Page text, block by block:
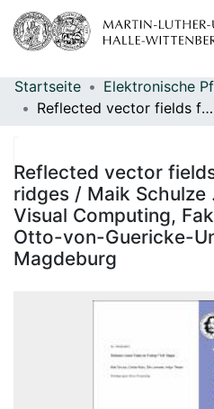
Bereiche & Sammlungen
Statistiken
Startseite
Reflected vector fields for finding FTLE ridges / Maik Schulze ... Arbeitsgruppe Visual Computing, Fakultät für Informatik, Otto-von-Guericke-Universität Magdeburg
Reflected vector
ridges / Maik
Visual Computing,
Otto-von-Guericke-
Magdeburg